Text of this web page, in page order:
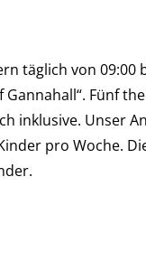
täglich von 09:00
Fünf
inklusive. Unser
pro Woche.